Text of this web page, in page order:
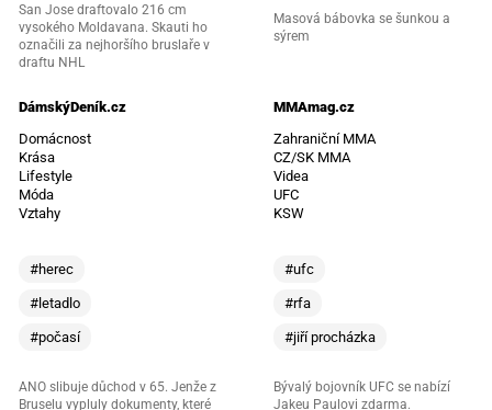
San Jose draftovalo 216 cm
vysokého Moldavana. Skauti ho
označili za nejhoršího bruslaře v
draftu NHL
Masová bábovka se šunkou a
sýrem
DámskýDeník.cz
Domácnost
Krása
Lifestyle
Móda
Vztahy
#herec
#letadlo
#počasí
ANO slibuje důchod v 65. Jenže z
Bruselu vypluly dokumenty, které
MMAmag.cz
Zahraniční MMA
CZ/SK MMA
Videa
UFC
KSW
#ufc
#rfa
#jiří procházka
Bývalý bojovník UFC se nabízí
Jakeu Paulovi zdarma.